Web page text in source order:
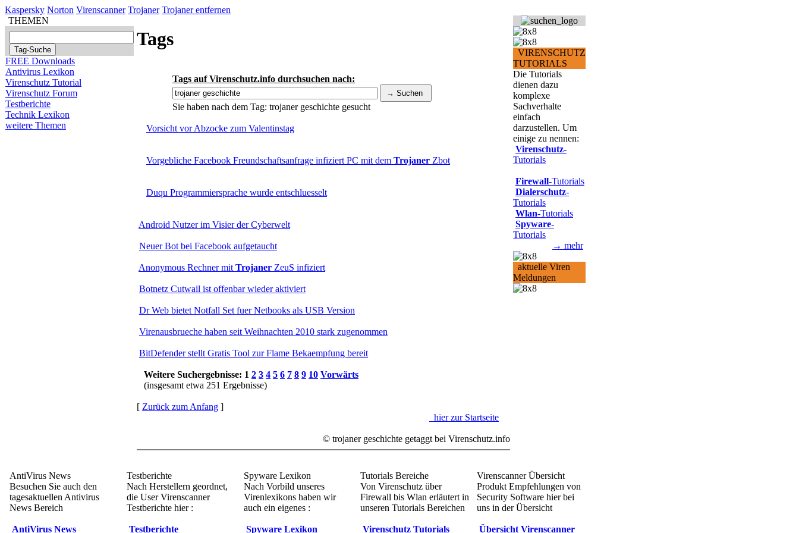
Kaspersky Norton Virenscanner Trojaner Trojaner entfernen
THEMEN
FREE Downloads
Antivirus Lexikon
Virenschutz Tutorial
Virenschutz Forum
Testberichte
Technik Lexikon
weitere Themen
Tags
Tags auf Virenschutz.info durchsuchen nach:
Sie haben nach dem Tag: trojaner geschichte gesucht
Vorsicht vor Abzocke zum Valentinstag
Vorgebliche Facebook Freundschaftsanfrage infiziert PC mit dem Trojaner Zbot
Duqu Programmiersprache wurde entschluesselt
Android Nutzer im Visier der Cyberwelt
Neuer Bot bei Facebook aufgetaucht
Anonymous Rechner mit Trojaner ZeuS infiziert
Botnetz Cutwail ist offenbar wieder aktiviert
Dr Web bietet Notfall Set fuer Netbooks als USB Version
Virenausbrueche haben seit Weihnachten 2010 stark zugenommen
BitDefender stellt Gratis Tool zur Flame Bekaempfung bereit
Weitere Suchergebnisse: 1 2 3 4 5 6 7 8 9 10 Vorwärts
(insgesamt etwa 251 Ergebnisse)
[ Zurück zum Anfang ]
hier zur Startseite
© trojaner geschichte getaggt bei Virenschutz.info
VIRENSCHUTZ
TUTORIALS
Die Tutorials
dienen dazu
komplexe
Sachverhalte
einfach
darzustellen. Um
einige zu nennen:
Virenschutz-
Tutorials
Firewall-Tutorials
Dialerschutz-
Tutorials
Wlan-Tutorials
Spyware-
Tutorials
→ mehr
aktuelle Viren
Meldungen
AntiVirus News
Besuchen Sie auch den
tagesaktuellen Antivirus
News Bereich
AntiVirus News
Testberichte
Nach Herstellern geordnet,
die User Virenscanner
Testberichte hier :
Testberichte
Spyware Lexikon
Nach Vorbild unseres
Virenlexikons haben wir
auch ein eigenes :
Spyware Lexikon
Tutorials Bereiche
Von Virenschutz über
Firewall bis Wlan erläutert in
unseren Tutorials Bereichen
Virenschutz Tutorials
Virenscanner Übersicht
Produkt Empfehlungen von
Security Software hier bei
uns in der Übersicht
Übersicht Virenscanner